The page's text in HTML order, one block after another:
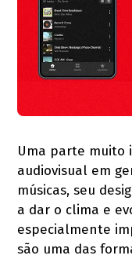
Uma parte muito
audiovisual em
músicas, seu
a dar o clima e
especialmente
são uma das